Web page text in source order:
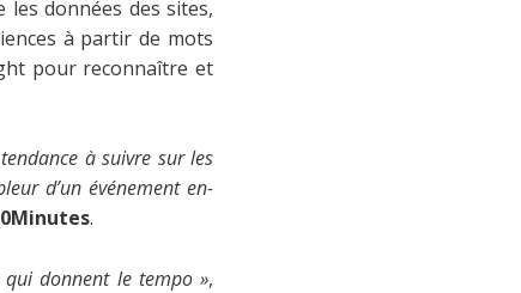
données des sites,
à partir de mots
pour reconnaître et
à suivre sur les
d’un événement en-
.
donnent le tempo »,